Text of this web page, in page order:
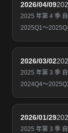
2026/04/09
2025 年第 4 季
2025Q1～
2026/03/02
2025 年第 3 季
2024Q4～
2026/01/29
2025 年第 3 季